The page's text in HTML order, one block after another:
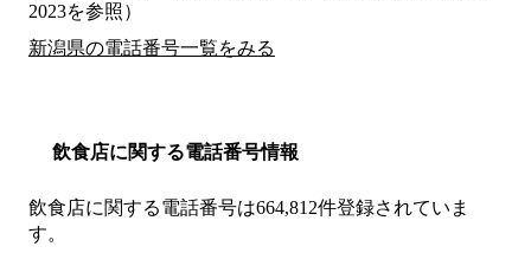
2023を参照）
新潟県の電話番号一覧をみる
飲食店に関する電話番号情報
飲食店に関する電話番号は664,812件登録されていま
す。